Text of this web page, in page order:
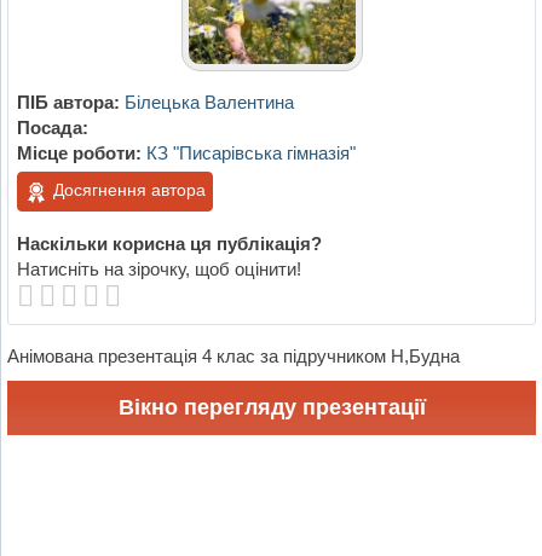
ПІБ автора: Білецька Валентина
Посада:
Місце роботи: КЗ "Писарівська гімназія"
Досягнення автора
Наскільки корисна ця публікація?
Натисніть на зірочку, щоб оцінити!
Анімована презентація 4 клас за підручником Н,Будна
Вікно перегляду презентації